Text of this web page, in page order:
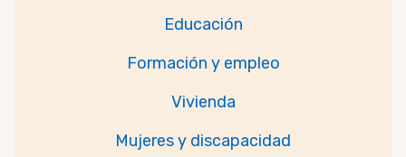
Educación
Formación y empleo
Vivienda
Mujeres y discapacidad